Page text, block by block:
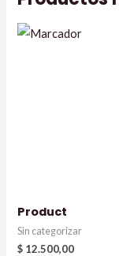
Product
Sin categorizar
$ 12.500,00